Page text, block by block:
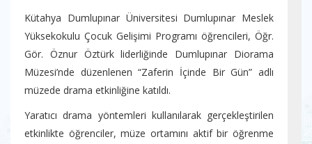
Kütahya Dumlupınar Üniversitesi Dumlupınar Meslek
Yüksekokulu Çocuk Gelişimi Programı öğrencileri, Öğr.
Gör. Öznur Öztürk liderliğinde Dumlupınar Diorama
Müzesi’nde düzenlenen “Zaferin İçinde Bir Gün” adlı
müzede drama etkinliğine katıldı.
Yaratıcı drama yöntemleri kullanılarak gerçekleştirilen
etkinlikte öğrenciler, müze ortamını aktif bir öğrenme